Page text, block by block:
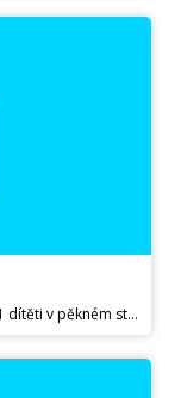
Prodám zachovaly kočárek málo používaný po 1 dítěti v pěkném stavu